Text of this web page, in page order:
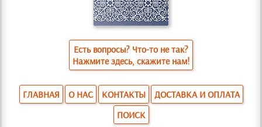
Есть вопросы? Что-то не так?
Нажмите здесь, скажите нам!
ГЛАВНАЯ О НАС КОНТАКТЫ
ДОСТАВКА И ОПЛАТА
ПОИСК